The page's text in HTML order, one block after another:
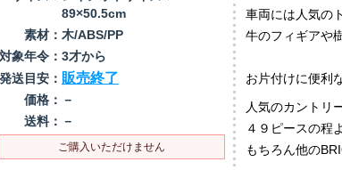
89×50.5cm
素材： 木/ABS/PP
対象年令： 3才から
発送目安： 販売終了
価格： －
送料： －
ご購入いただけません
車両には人気の
牛のフィギアや
お片付けに便利
人気のカントリ
４９ピースの程
もちろん他の